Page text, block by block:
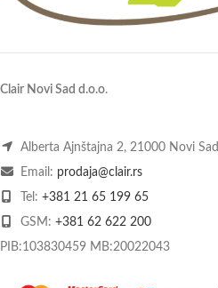
Clair Novi Sad d.o.o.
Alberta Ajnštajna 2, 21000 Novi Sad
Email: prodaja@clair.rs
Tel: +381 21 65 199 65
GSM: +381 62 622 200
PIB:103830459 MB:20022043